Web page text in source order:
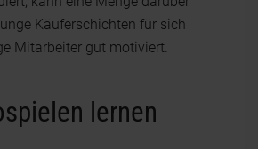
Käuferschichten für sich
Mitarbeiter gut motiviert.
lernen